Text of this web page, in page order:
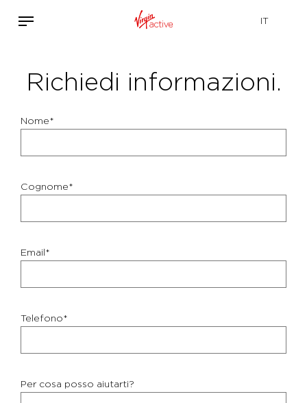
Richiedi informazioni.
Nome*
Cognome*
Email*
Telefono*
Per cosa posso aiutarti?